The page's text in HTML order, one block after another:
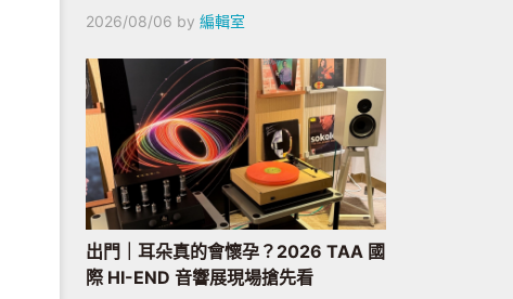
2026/08/06 by 編輯室
出門｜耳朵真的會懷孕？2026 TAA 國
際 HI-END 音響展現場搶先看